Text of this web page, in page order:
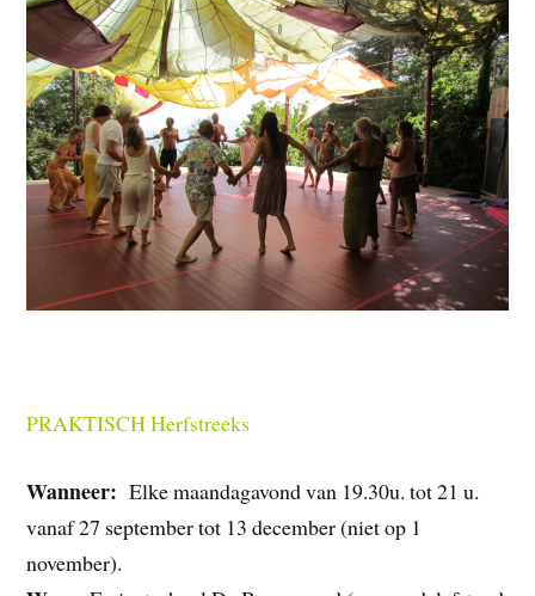
PRAKTISCH Herfstreeks
Wanneer: Elke maandagavond van 19.30u. tot 21 u.
vanaf 27 september tot 13 december (niet op 1
november).